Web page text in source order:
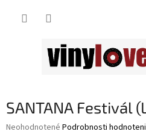
SANTANA Festivál
Priemerné
Neohodnotené Podrobnosti